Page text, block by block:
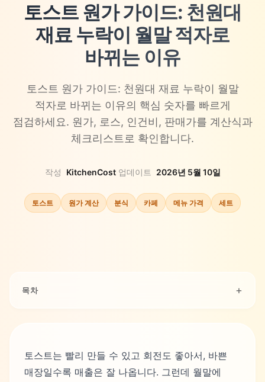
토스트 원가 가이드: 천원대
재료 누락이 월말 적자로
바뀌는 이유
토스트 원가 가이드: 천원대 재료 누락이 월말
적자로 바뀌는 이유의 핵심 숫자를 빠르게
점검하세요. 원가, 로스, 인건비, 판매가를 계산식과
체크리스트로 확인합니다.
작성 KitchenCost· 업데이트 2026년 5월 10일
토스트 원가 계산 분식 카페 메뉴 가격 세트
목차
토스트는 빨리 만들 수 있고 회전도 좋아서, 바쁜
매장일수록 매출은 잘 나옵니다. 그런데 월말에